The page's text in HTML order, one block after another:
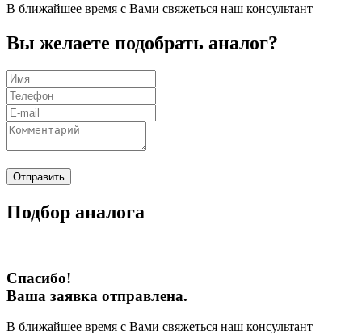
В ближайшее время с Вами свяжеться наш консультант
Вы желаете подобрать аналог?
Отправить
Подбор аналога
Спасибо!
Ваша заявка отправлена.
В ближайшее время с Вами свяжеться наш консультант